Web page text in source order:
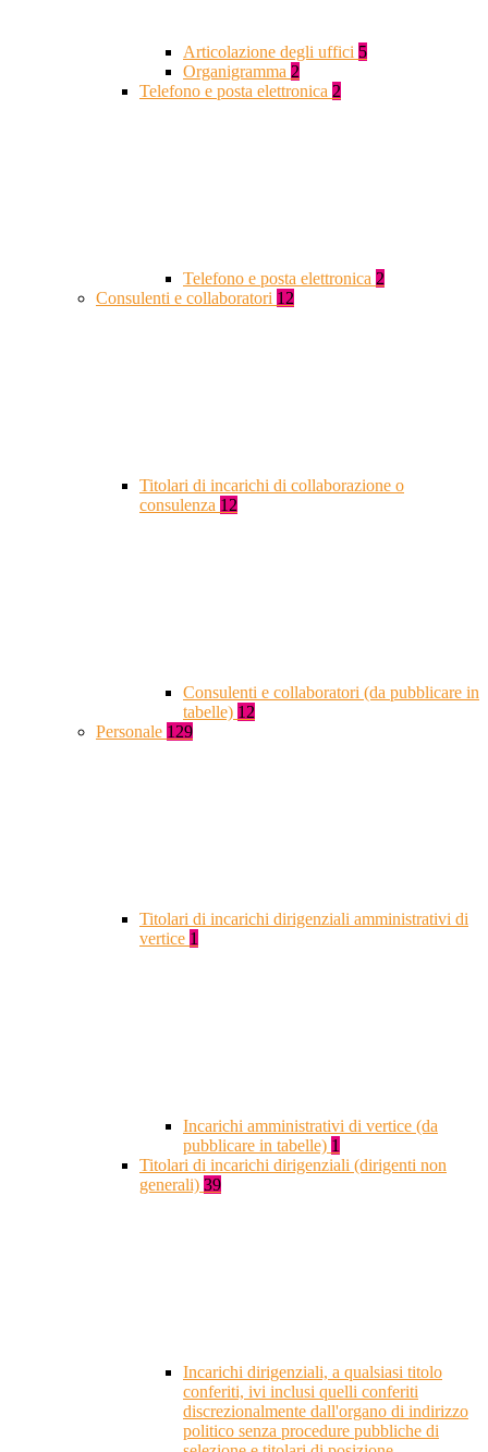
Articolazione degli uffici 5
Organigramma 2
Telefono e posta elettronica 2
Telefono e posta elettronica 2
Consulenti e collaboratori 12
Titolari di incarichi di collaborazione o
consulenza 12
Consulenti e collaboratori (da pubblicare in
tabelle) 12
Personale 129
Titolari di incarichi dirigenziali amministrativi di
vertice 1
Incarichi amministrativi di vertice (da
pubblicare in tabelle) 1
Titolari di incarichi dirigenziali (dirigenti non
generali) 39
Incarichi dirigenziali, a qualsiasi titolo
conferiti, ivi inclusi quelli conferiti
discrezionalmente dall'organo di indirizzo
politico senza procedure pubbliche di